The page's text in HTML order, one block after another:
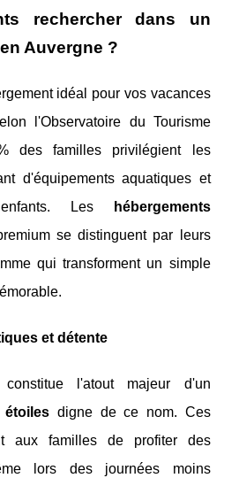
rechercher dans un
Auvergne ?
idéal pour vos vacances
l'Observatoire du Tourisme
des familles privilégient les
d'équipements aquatiques et
Les
hébergements
se distinguent par leurs
qui transforment un simple
et détente
l'atout majeur d'un
digne de ce nom. Ces
aux familles de profiter des
lors des journées moins